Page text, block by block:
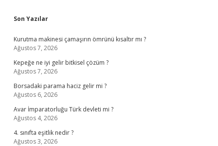
Sidebar
Son Yazılar
Kurutma makinesi çamaşırın ömrünü kısaltır mı ?
Ağustos 7, 2026
Kepeğe ne iyi gelir bitkisel çözüm ?
Ağustos 7, 2026
Borsadaki parama haciz gelir mi ?
Ağustos 6, 2026
Avar İmparatorluğu Türk devleti mi ?
Ağustos 4, 2026
4. sınıfta eşitlik nedir ?
Ağustos 3, 2026